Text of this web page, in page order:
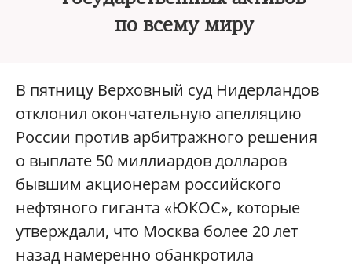
по всему миру
В пятницу Верховный суд Нидерландов
отклонил окончательную апелляцию
России против арбитражного решения
о выплате 50 миллиардов долларов
бывшим акционерам российского
нефтяного гиганта «ЮКОС», которые
утверждали, что Москва более 20 лет
назад намеренно обанкротила